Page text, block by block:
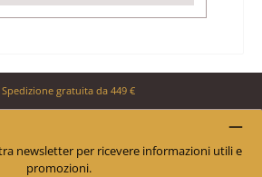
Spedizione gratuita da 449 €
newsletter per ricevere informazioni utili e
promozioni.